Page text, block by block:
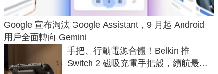
Google 宣布淘汰 Google Assistant，9 月起 Android
用戶全面轉向 Gemini
手把、行動電源合體！Belkin 推
Switch 2 磁吸充電手把殼，續航最高